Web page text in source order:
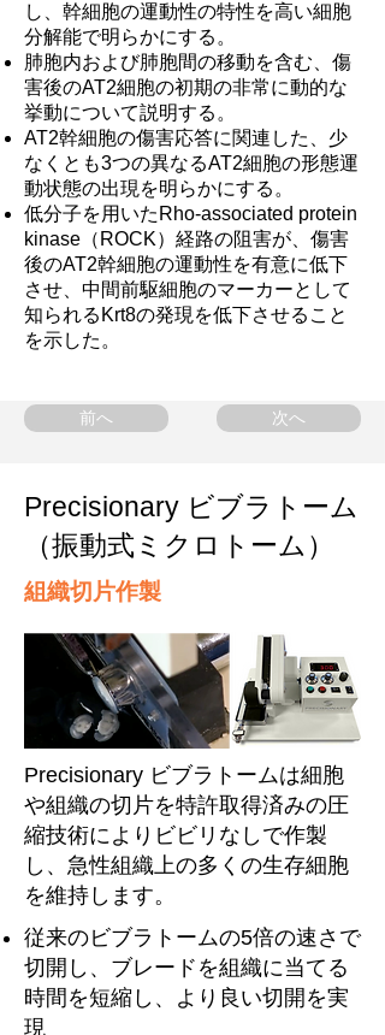
し、幹細胞の運動性の特性を高い細胞
分解能で明らかにする。
肺胞内および肺胞間の移動を含む、傷
害後のAT2細胞の初期の非常に動的な
挙動について説明する。
AT2幹細胞の傷害応答に関連した、少
なくとも3つの異なるAT2細胞の形態運
動状態の出現を明らかにする。
低分子を用いたRho-associated protein
kinase（ROCK）経路の阻害が、傷害
後のAT2幹細胞の運動性を有意に低下
させ、中間前駆細胞のマーカーとして
知られるKrt8の発現を低下させること
を示した。
前へ 次へ
Precisionary ビブラトーム
（振動式ミクロトーム）
組織切片作製
Precisionary ビブラトームは細胞
や組織の切片を特許取得済みの圧
縮技術によりビビリなしで作製
し、急性組織上の多くの生存細胞
を維持します。
従来のビブラトームの5倍の速さで
切開し、ブレードを組織に当てる
時間を短縮し、より良い切開を実
現